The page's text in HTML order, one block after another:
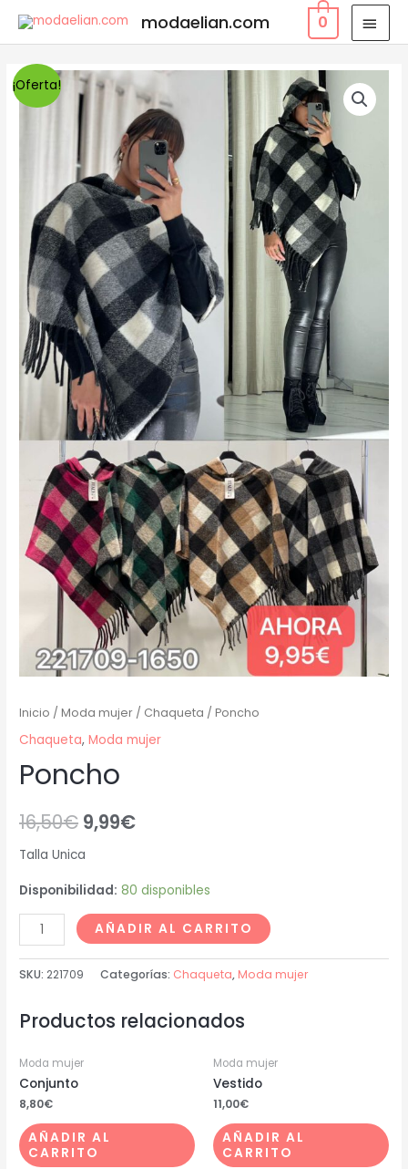
modaelian.com 0
¡Oferta!
Inicio /Moda mujer / Chaqueta / Poncho
Chaqueta,Moda mujer
Poncho
16,50€ 9,99€
Talla Unica
Disponibilidad: 80 disponibles
AÑADIR AL CARRITO
SKU:221709 Categorías: Chaqueta, Moda mujer
Productos relacionados
Moda mujer
Conjunto
8,80€
AÑADIR AL
CARRITO
Moda mujer
Vestido
11,00€
AÑADIR AL
CARRITO